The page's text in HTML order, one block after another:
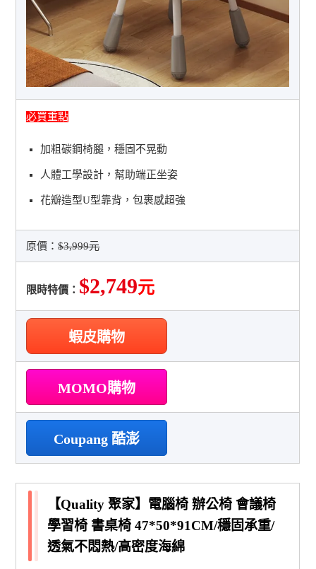
必買重點
加粗碳鋼椅腿，穩固不晃動
人體工學設計，幫助端正坐姿
花瓣造型U型靠背，包裹感超強
原價：$3,999元
限時特價： $2,749元
蝦皮購物
MOMO購物
Coupang 酷澎
【Quality 聚家】電腦椅 辦公椅 會議椅
學習椅 書桌椅 47*50*91CM/穩固承重/
透氣不悶熱/高密度海綿